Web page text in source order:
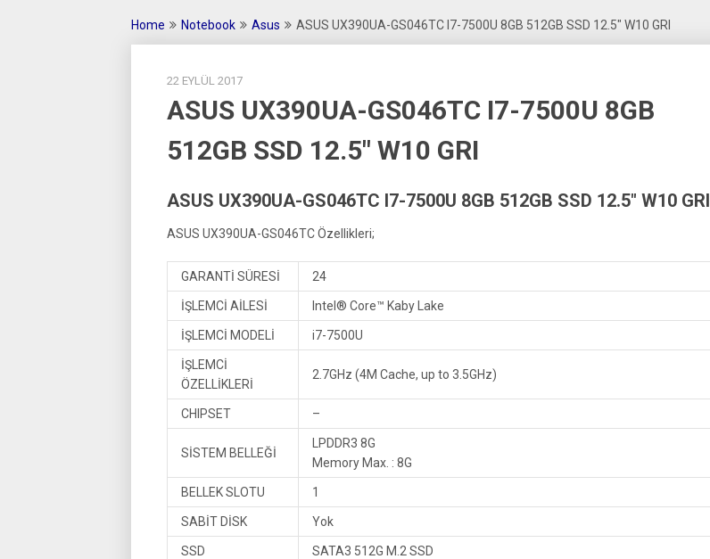
Home Notebook Asus ASUS UX390UA-GS046TC I7-7500U 8GB 512GB SSD 12.5″ W10 GRI
22 EYLÜL 2017
ASUS UX390UA-GS046TC I7-7500U 8GB
512GB SSD 12.5″ W10 GRI
ASUS UX390UA-GS046TC I7-7500U 8GB 512GB SSD 12.5″ W10 GRI
ASUS UX390UA-GS046TC Özellikleri;
GARANTİ SÜRESİ 24
İŞLEMCİ AİLESİ Intel® Core™ Kaby Lake
İŞLEMCİ MODELİ i7-7500U
İŞLEMCİ
ÖZELLİKLERİ
2.7GHz (4M Cache, up to 3.5GHz)
CHIPSET –
SİSTEM BELLEĞİ
LPDDR3 8G
Memory Max. : 8G
BELLEK SLOTU 1
SABİT DİSK Yok
SSD SATA3 512G M.2 SSD